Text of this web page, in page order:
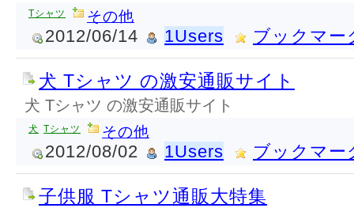
Tシャツ その他
2012/06/14 1Users ブックマー
犬 Tシャツ の激安通販サイト
犬 Tシャツ の激安通販サイト
犬 Tシャツ その他
2012/08/02 1Users ブックマー
子供服 Tシャツ通販大特集